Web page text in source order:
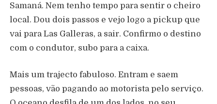
Samaná. Nem tenho tempo para sentir o cheiro
local. Dou dois passos e vejo logo a pickup que
vai para Las Galleras, a sair. Confirmo o destino
com o condutor, subo para a caixa.
Mais um trajecto fabuloso. Entram e saem
pessoas, vão pagando ao motorista pelo serviço.